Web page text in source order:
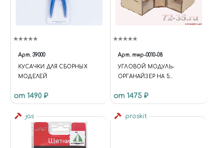
Арт. 39000
КУСАЧКИ ДЛЯ СБОРНЫХ
МОДЕЛЕЙ
от 1490 ₽
Арт. mwp-0010-08
УГЛОВОЙ МОДУЛЬ-
ОРГАНАЙЗЕР НА 5
от 1475 ₽
jas proskit